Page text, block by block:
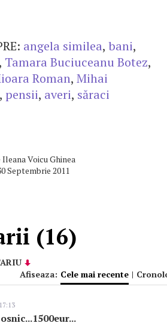
angela similea, bani,
, Tamara Buciuceanu Botez,
Roman, Mihai
, pensii, averi, săraci
Ileana Voicu Ghinea
Septembrie 2011
(16)
Afiseaza: Cele mai recente |